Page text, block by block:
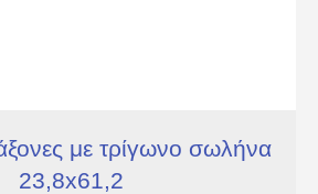
με τρίγωνο σωλήνα
23,8x61,2